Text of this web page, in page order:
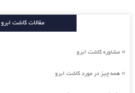
مقالات کاشت ابرو
» مشاوره کاشت ابرو
» همه چیز در مورد کاشت ابرو